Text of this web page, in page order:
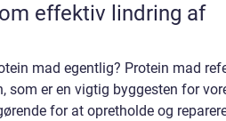
effektiv lindring af
mad egentlig? Protein mad
som er en vigtig byggesten for
for at opretholde og